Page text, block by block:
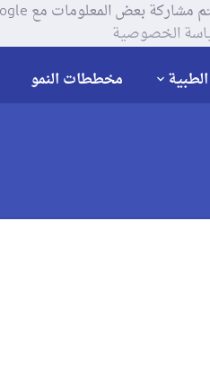
الخصوصية
مخططات النمو